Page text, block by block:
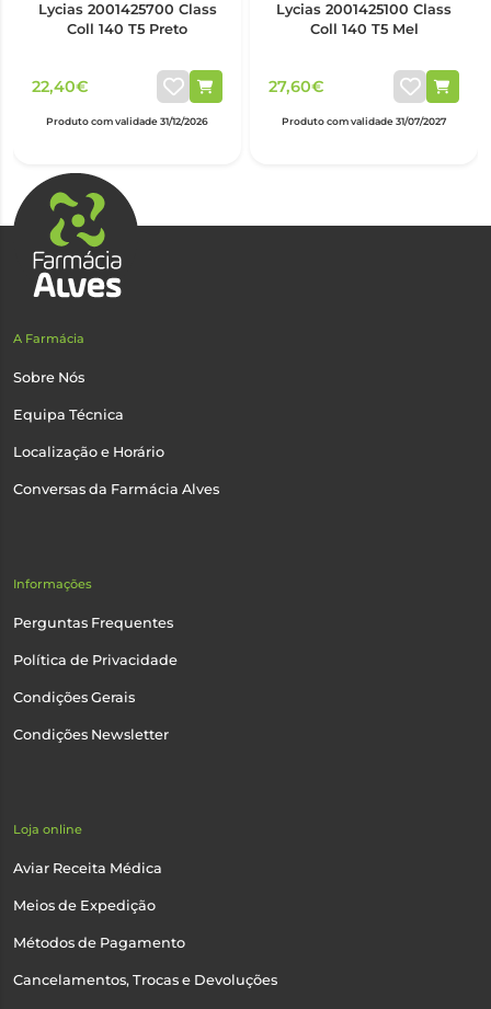
Lycias 2001425700 Class
Coll 140 T5 Preto
22,40€
Produto com validade 31/12/2026
Lycias 2001425100 Class
Coll 140 T5 Mel
27,60€
Produto com validade 31/07/2027
A Farmácia
Sobre Nós
Equipa Técnica
Localização e Horário
Conversas da Farmácia Alves
Informações
Perguntas Frequentes
Política de Privacidade
Condições Gerais
Condições Newsletter
Loja online
Aviar Receita Médica
Meios de Expedição
Métodos de Pagamento
Cancelamentos, Trocas e Devoluções